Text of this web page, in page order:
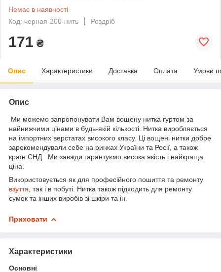
Немає в наявності
Код: черная-200-нить
Роздріб
171 ₴
Опис Характеристики Доставка Оплата Умови
Опис
Ми можемо запропонувати Вам вощену нитка гуртом за
найнижчими цінами в будь-якій кількості. Нитка виробляється
на імпортних верстатах високого класу. Ці вощені нитки добре
зарекомендували себе на ринках України та Росії, а також
країн СНД. Ми завжди гарантуємо висока якість і найкраща
ціна.
Використовується як для професійного пошиття та ремонту
взуття , так і в побуті. Нитка також підходить для ремонту
сумок та інших виробів зі шкіри та ін.
Приховати
Характеристики
Основні